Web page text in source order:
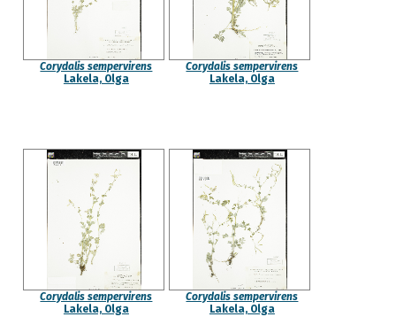
Corydalis sempervirens
Lakela, Olga
Corydalis sempervirens
Lakela, Olga
Corydalis sempervirens
Lakela, Olga
Corydalis sempervirens
Lakela, Olga